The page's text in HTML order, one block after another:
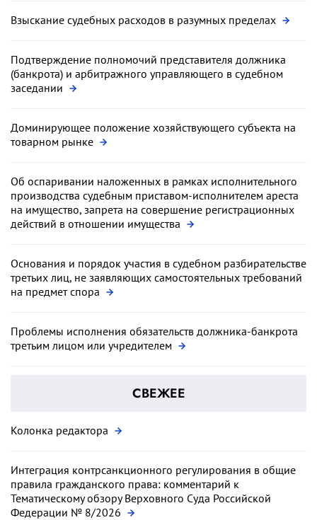
Взыскание судебных расходов в разумных пределах
Подтверждение полномочий представителя должника
(банкрота) и арбитражного управляющего в судебном
заседании
Доминирующее положение хозяйствующего субъекта на
товарном рынке
Об оспаривании наложенных в рамках исполнительного
производства судебным приставом-исполнителем ареста
на имущество, запрета на совершение регистрационных
действий в отношении имущества
Основания и порядок участия в судебном разбирательстве
третьих лиц, не заявляющих самостоятельных требований
на предмет спора
Проблемы исполнения обязательств должника-банкрота
третьим лицом или учредителем
СВЕЖЕЕ
Колонка редактора
Интеграция контрсанкционного регулирования в общие
правила гражданского права: комментарий к
Тематическому обзору Верховного Суда Российской
Федерации № 8/2026